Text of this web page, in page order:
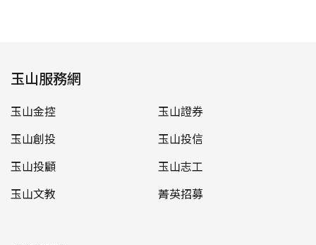
玉山服務網
玉山金控
玉山證券
玉山創投
玉山投信
玉山投顧
玉山志工
玉山文教
菁英招募